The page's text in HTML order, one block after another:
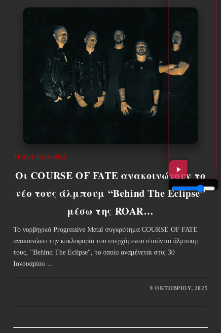
ΤΕΛΕΥΤΑΊΑ ΝΈΑ
Οι COURSE OF FATE ανακοινώνουν το
νέο τους άλμπουμ “Behind The Eclipse”
μέσω της ROAR…
Το νορβηγικό Progressive Metal συγκρότημα COURSE OF FATE
ανακοινώνει την κυκλοφορία του επερχόμενου στούντιο άλμπουμ
τους, "Behind The Eclipse", το οποίο αναμένεται στις 30
Ιανουαρίου…
9 ΟΚΤΩΒΡΊΟΥ, 2025